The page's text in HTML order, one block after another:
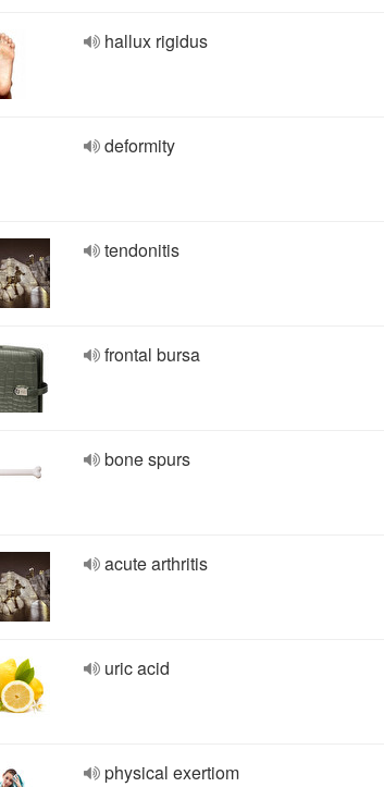
hallux rigidus
deformity
tendonitis
frontal bursa
bone spurs
acute arthritis
uric acid
physical exertiom